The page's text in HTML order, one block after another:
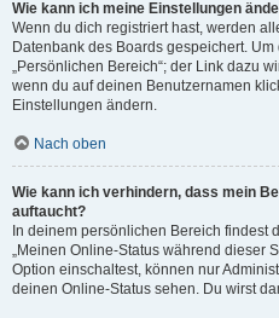
Wie kann ich meine Einstellungen
Wenn du dich registriert hast, werden
Datenbank des Boards gespeichert.
„Persönlichen Bereich“; der Link dazu
wenn du auf deinen Benutzernamen
Einstellungen ändern.
Nach oben
Wie kann ich verhindern, dass mein
auftaucht?
In deinem persönlichen Bereich findest
„Meinen Online-Status während dieser
Option einschaltest, können nur
deinen Online-Status sehen. Du wirst